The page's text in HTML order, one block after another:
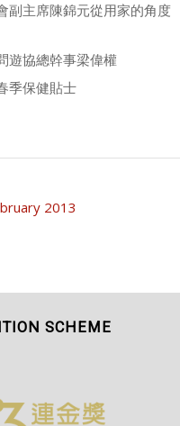
副主席陳錦元從用家的角度
遊協總幹事梁偉權
季保健貼士
2013
SCHEME